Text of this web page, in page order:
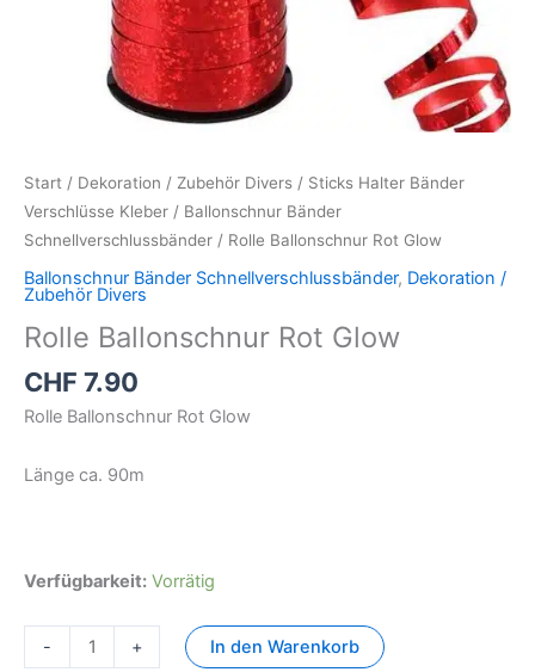
Start / Dekoration / Zubehör Divers / Sticks Halter Bänder
Verschlüsse Kleber / Ballonschnur Bänder
Schnellverschlussbänder / Rolle Ballonschnur Rot Glow
Ballonschnur Bänder Schnellverschlussbänder, Dekoration /
Zubehör Divers
Rolle Ballonschnur Rot Glow
CHF 7.90
Rolle Ballonschnur Rot Glow
Länge ca. 90m
Verfügbarkeit: Vorrätig
- + In den Warenkorb